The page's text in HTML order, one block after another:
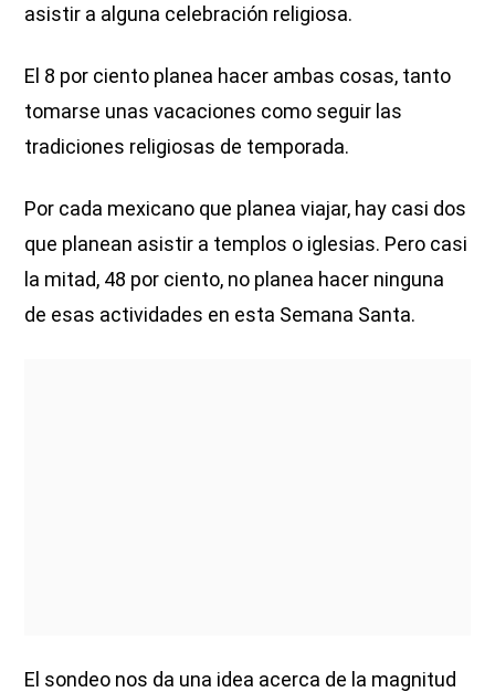
asistir a alguna celebración religiosa.
El 8 por ciento planea hacer ambas cosas, tanto
tomarse unas vacaciones como seguir las
tradiciones religiosas de temporada.
Por cada mexicano que planea viajar, hay casi dos
que planean asistir a templos o iglesias. Pero casi
la mitad, 48 por ciento, no planea hacer ninguna
de esas actividades en esta Semana Santa.
El sondeo nos da una idea acerca de la magnitud